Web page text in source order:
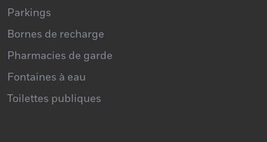
Bornes de recharge
Pharmacies de garde
Fontaines à eau
Toilettes publiques